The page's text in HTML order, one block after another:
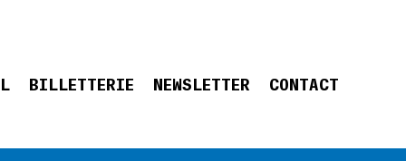
BILLETTERIE NEWSLETTER CONTACT